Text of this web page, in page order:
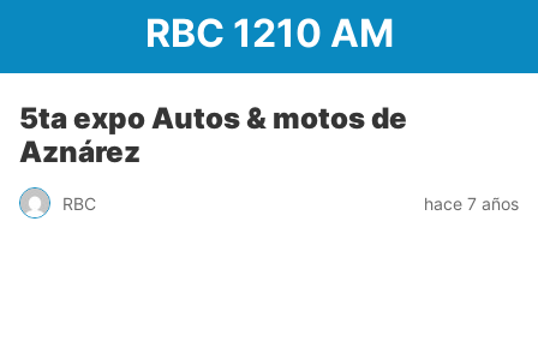
RBC 1210 AM
5ta expo Autos & motos de
Aznárez
RBC hace 7 años